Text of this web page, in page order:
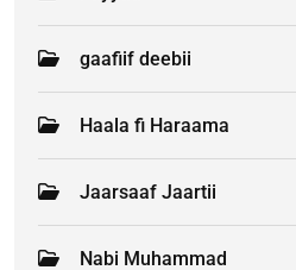
gaafiif deebii
Haala fi Haraama
Jaarsaaf Jaartii
Nabi Muhammad